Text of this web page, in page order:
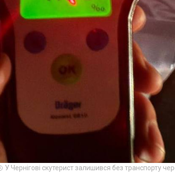
У Чернігові скутерист залишився без транспорту